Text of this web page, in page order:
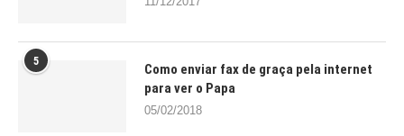
5
Como enviar fax de graça pela internet
para ver o Papa
05/02/2018